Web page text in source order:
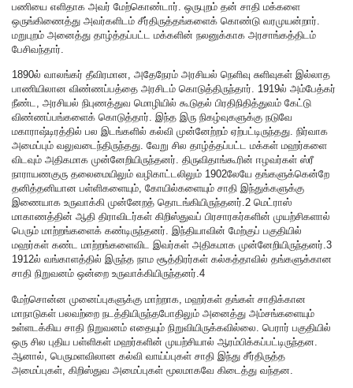
பணியை எளிதாக அவர் மேற்கொண்டார். ஒருபுறம் தன் சாதி மக்களை
ஒருங்கிணைத்து அவர்களிடம் சீர்திருத்தங்களைக் கொண்டு வரமுயன்றார்.
மறுபுறம் அனைத்து தாழ்த்தப்பட்ட மக்களின் நலனுக்காக அரசாங்கத்திடம்
பேசிவந்தார்.
1890ல் வாலங்கர் தீவிரமான, அதேநேரம் அரசியல் நெளிவு சுளிவுகள் இல்லாத
பாணியிலான விண்ணப்பத்தை அரசிடம் கொடுத்திருந்தார். 1919ல் அம்பேத்கர்
நீண்ட, அரசியல் நிபுணத்துவ மொழியில் கூடுதல் பிரதிநிதித்துவம் கேட்டு
விண்ணப்பங்களைக் கொடுத்தார். இந்த இரு நிகழ்வுகளுக்கு நடுவே
மகாராஷ்டிரத்தில் பல இடங்களில் கல்வி முன்னேற்றம் ஏற்பட்டிருந்தது. நிர்வாக
அமைப்பும் வலுவடைந்திருந்தது. வேறு சில தாழ்த்தப்பட்ட மக்கள் மஹர்களை
விடவும் அதிகமாக முன்னேறியிருந்தனர். திருவிதாங்கூரின் ஈழவர்கள் ஸ்ரீ
நாராயணகுரு தலைமையிலும் வழிகாட்டலிலும் 1902லேயே தங்களுக்கென்றே
தனித்தனியான பள்ளிகளையும், கோயில்களையும் சாதி இந்துக்களுக்கு
இணையாக உருவாக்கி முன்னேறத் தொடங்கியிருந்தனர்.2 மெட்ராஸ்
மாகாணத்தின் ஆதி திராவிடர்கள் கிறிஸ்துவப் பிரசாரகர்களின் முயற்சிகளால்
பெரும் மாற்றங்களைக் கண்டிருந்தனர். இந்தியாவின் மேற்குப் பகுதியில்
மஹர்கள் கண்ட மாற்றங்களைவிட இவர்கள் அதிகமாக முன்னேறியிருந்தனர்.3
1912ல் வங்காளத்தில் இருந்த நாம சூத்திரர்கள் கல்கத்தாவில் தங்களுக்கான
சாதி நிறுவனம் ஒன்றை உருவாக்கியிருந்தனர்.4
மேற்சொன்ன முனைப்புகளுக்கு மாற்றாக, மஹர்கள் தங்கள் சாதிக்கான
மாநாடுகள் பலவற்றை நடத்தியிருந்தபோதிலும் அனைத்து அம்சங்களையும்
உள்ளடக்கிய சாதி நிறுவனம் எதையும் நிறுவியிருக்கவில்லை. பெரார் பகுதியில்
ஒரு சில புதிய பள்ளிகள் மஹர்களின் முயற்சியால் ஆரம்பிக்கப்பட்டிருந்தன.
ஆனால், பெருமளவிலான கல்வி வாய்ப்புகள் சாதி இந்து சீர்திருத்த
அமைப்புகள், கிறிஸ்துவ அமைப்புகள் மூலமாகவே கிடைத்து வந்தன.